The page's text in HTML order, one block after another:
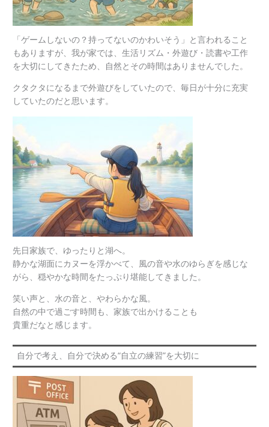
「ゲームしないの？持ってないのかわいそう」と言われること
もありますが、我が家では、生活リズム・外遊び・読書や工作
を大切にしてきたため、自然とその時間はありませんでした。
クタクタになるまで外遊びをしていたので、毎日が十分に充実
していたのだと思います。
先日家族で、ゆったりと湖へ。
静かな湖面にカヌーを浮かべて、風の音や水のゆらぎを感じな
がら、穏やかな時間をたっぷり堪能してきました。
笑い声と、水の音と、やわらかな風。
自然の中で過ごす時間も、家族で出かけることも
貴重だなと感じます。
自分で考え、自分で決める“自立の練習”を大切に